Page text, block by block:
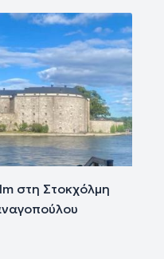
στη Στοκχόλμη